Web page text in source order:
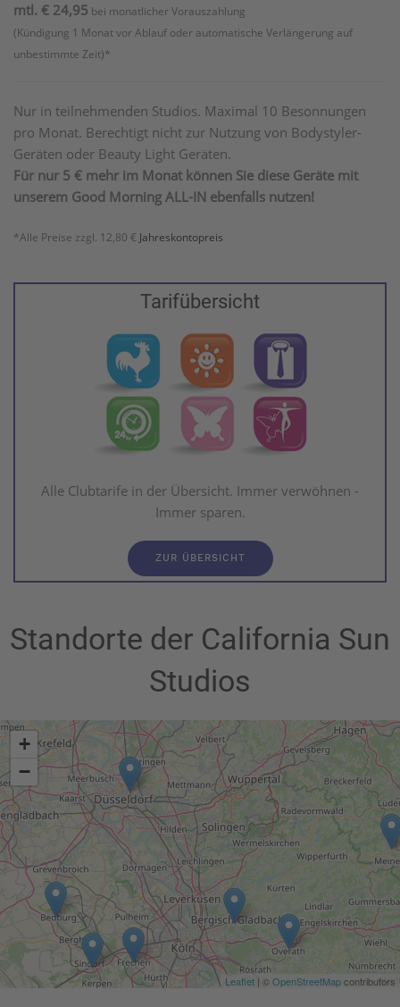
mtl. € 24,95 bei monatlicher Vorauszahlung
(Kündigung 1 Monat vor Ablauf oder automatische Verlängerung auf
unbestimmte Zeit)*
Nur in teilnehmenden Studios. Maximal 10 Besonnungen
pro Monat. Berechtigt nicht zur Nutzung von Bodystyler-
Geräten oder Beauty Light Geräten.
Für nur 5 € mehr im Monat können Sie diese Geräte mit
unserem Good Morning ALL-IN ebenfalls nutzen!
*Alle Preise zzgl. 12,80 € Jahreskontopreis
Tarifübersicht
Alle Clubtarife in der Übersicht. Immer verwöhnen -
Immer sparen.
ZUR ÜBERSICHT
Standorte der California Sun
Studios